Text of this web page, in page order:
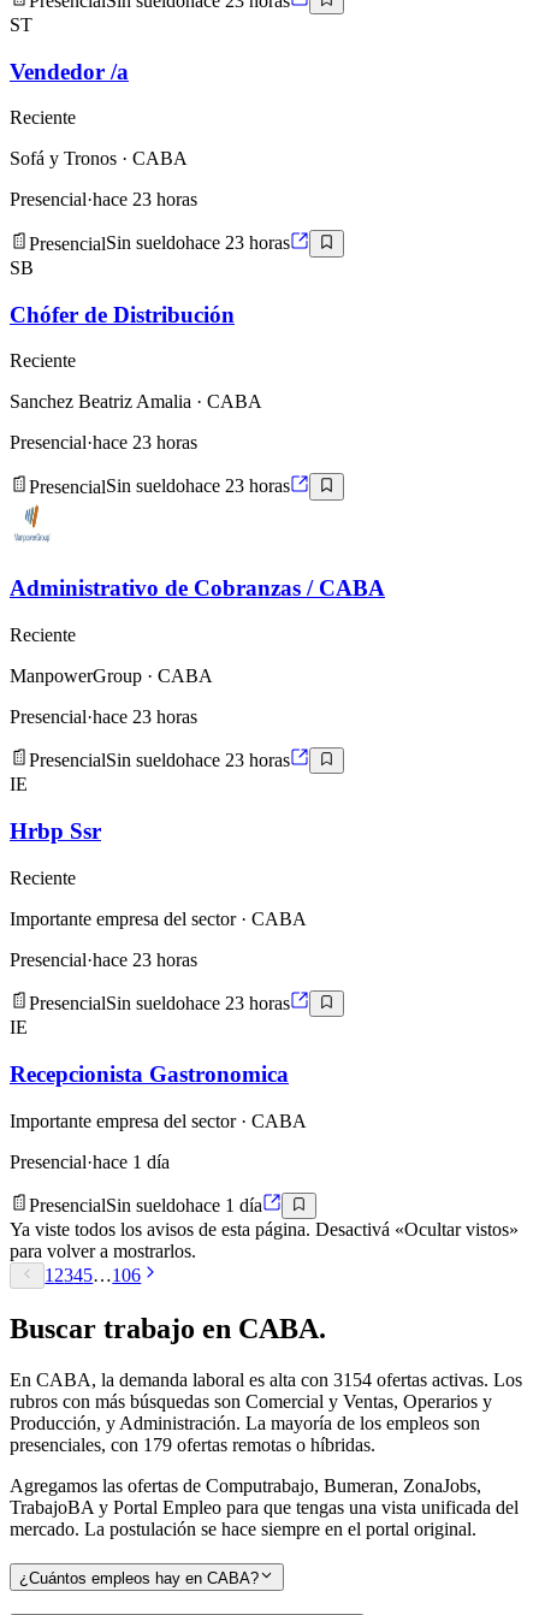
ST
Vendedor /a
Reciente
Sofá y Tronos · CABA
Presencial·hace 23 horas
PresencialSin sueldohace 23 horas
SB
Chófer de Distribución
Reciente
Sanchez Beatriz Amalia · CABA
Presencial·hace 23 horas
PresencialSin sueldohace 23 horas
Administrativo de Cobranzas / CABA
Reciente
ManpowerGroup · CABA
Presencial·hace 23 horas
PresencialSin sueldohace 23 horas
IE
Hrbp Ssr
Reciente
Importante empresa del sector· CABA
Presencial·hace 23 horas
PresencialSin sueldohace 23 horas
IE
Recepcionista Gastronomica
Importante empresa del sector· CABA
Presencial·hace 1 día
PresencialSin sueldohace 1 día
Ya viste todos los avisos de esta página. Desactivá «Ocultar vistos»
para volver a mostrarlos.
1 2345…106
Buscar trabajo en CABA.
En CABA, la demanda laboral es alta con 3154 ofertas activas. Los
rubros con más búsquedas son Comercial y Ventas, Operarios y
Producción, y Administración. La mayoría de los empleos son
presenciales, con 179 ofertas remotas o híbridas.
Agregamos las ofertas de Computrabajo, Bumeran, ZonaJobs,
TrabajoBA y Portal Empleo para que tengas una vista unificada del
mercado. La postulación se hace siempre en el portal original.
¿Cuántos empleos hay en CABA?